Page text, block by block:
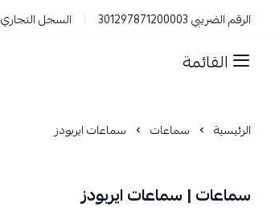
الرقم الضريبي 301297871200003 السجل التجاري 1132100017
القائمة
الرئيسية سماعات سماعات ايربودز
سماعات | سماعات ايربودز